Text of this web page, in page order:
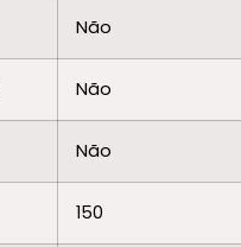
Não
Não
Não
150